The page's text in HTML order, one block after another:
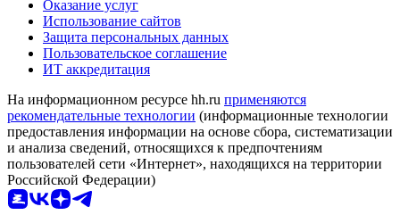
Оказание услуг
Использование сайтов
Защита персональных данных
Пользовательское соглашение
ИТ аккредитация
На информационном ресурсе hh.ru применяются
рекомендательные технологии (информационные технологии
предоставления информации на основе сбора, систематизации
и анализа сведений, относящихся к предпочтениям
пользователей сети «Интернет», находящихся на территории
Российской Федерации)